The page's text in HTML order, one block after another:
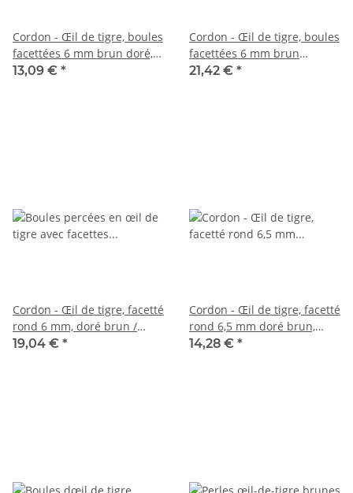
Cordon - Œil de tigre, boules
facettées 6 mm brun doré,
reflets argentés, longueur
13,09 € *
Cordon - Œil de tigre, boules
facettées 6 mm brun
caramel, reflets argentés,
21,42 € *
Cordon - Œil de tigre, facetté
rond 6 mm, doré brun /
5098
19,04 € *
Cordon - Œil de tigre, facetté
rond 6,5 mm doré brun,
37,5cm /3962
14,28 € *